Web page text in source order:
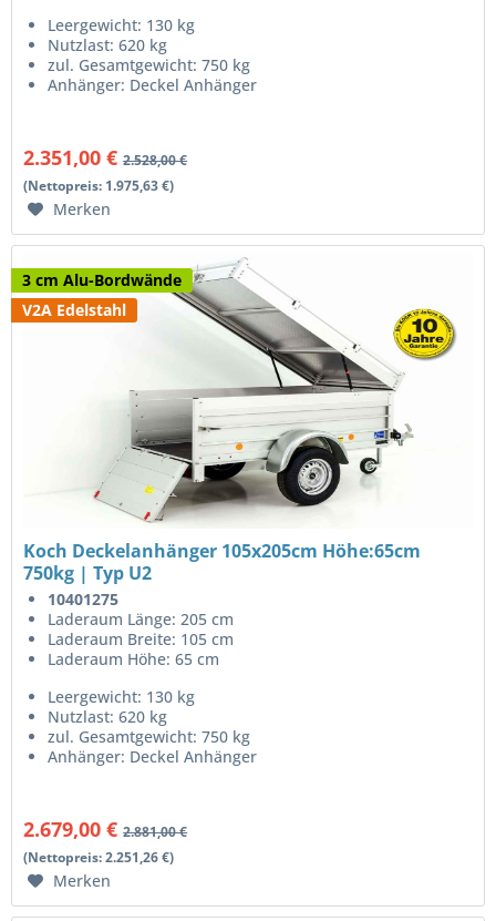
Leergewicht: 130 kg
Nutzlast: 620 kg
zul. Gesamtgewicht: 750 kg
Anhänger: Deckel Anhänger
2.351,00 € 2.528,00 €
(Nettopreis: 1.975,63 €)
Merken
3 cm Alu-Bordwände
V2A Edelstahl
Koch Deckelanhänger 105x205cm Höhe:65cm
750kg | Typ U2
10401275
Laderaum Länge: 205 cm
Laderaum Breite: 105 cm
Laderaum Höhe: 65 cm
Leergewicht: 130 kg
Nutzlast: 620 kg
zul. Gesamtgewicht: 750 kg
Anhänger: Deckel Anhänger
2.679,00 € 2.881,00 €
(Nettopreis: 2.251,26 €)
Merken